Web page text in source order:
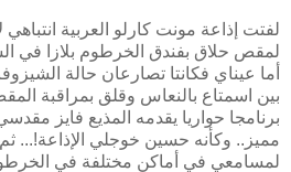
لفتت إذاعة مونت كارلو العربية
لمقص حلاق بفندق الخرطوم بلازا في
أما عيناي فكانتا تصارعان حالة
بين اسمتاع بالنعاس وقلق بمراقبة
برنامجا حواريا يقدمه المذيع فايز
مميز.. وكأنه حسين خوجلي الإذاعة!... ثم
لمسامعي في أماكن مختلفة في